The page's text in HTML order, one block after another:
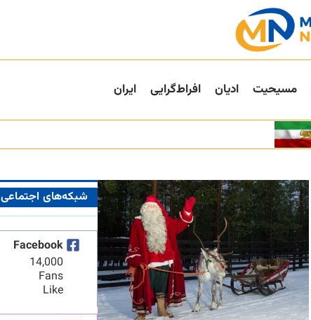
مسیحیت ادیان افراط‌گرایی ایران
شبکه‌های اجتماعی
Facebook
14,000
Fans
Like